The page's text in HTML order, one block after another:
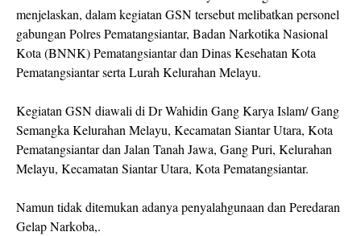
menjelaskan, dalam kegiatan GSN tersebut melibatkan personel
gabungan Polres Pematangsiantar, Badan Narkotika Nasional
Kota (BNNK) Pematangsiantar dan Dinas Kesehatan Kota
Pematangsiantar serta Lurah Kelurahan Melayu.
Kegiatan GSN diawali di Dr Wahidin Gang Karya Islam/ Gang
Semangka Kelurahan Melayu, Kecamatan Siantar Utara, Kota
Pematangsiantar dan Jalan Tanah Jawa, Gang Puri, Kelurahan
Melayu, Kecamatan Siantar Utara, Kota Pematangsiantar.
Namun tidak ditemukan adanya penyalahgunaan dan Peredaran
Gelap Narkoba,.